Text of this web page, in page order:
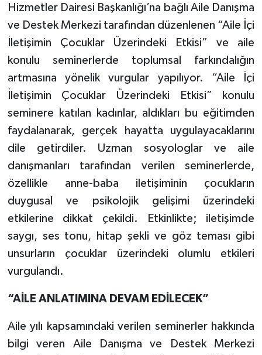
Hizmetler Dairesi Başkanlığı’na bağlı Aile Danışma
ve Destek Merkezi tarafından düzenlenen “Aile İçi
İletişimin Çocuklar Üzerindeki Etkisi” ve aile
konulu seminerlerde toplumsal farkındalığın
artmasına yönelik vurgular yapılıyor. “Aile İçi
İletişimin Çocuklar Üzerindeki Etkisi” konulu
seminere katılan kadınlar, aldıkları bu eğitimden
faydalanarak, gerçek hayatta uygulayacaklarını
dile getirdiler. Uzman sosyologlar ve aile
danışmanları tarafından verilen seminerlerde,
özellikle anne-baba iletişiminin çocukların
duygusal ve psikolojik gelişimi üzerindeki
etkilerine dikkat çekildi. Etkinlikte; iletişimde
saygı, ses tonu, hitap şekli ve göz teması gibi
unsurların çocuklar üzerindeki olumlu etkileri
vurgulandı.
“AİLE ANLATIMINA DEVAM EDİLECEK”
Aile yılı kapsamındaki verilen seminerler hakkında
bilgi veren Aile Danışma ve Destek Merkezi